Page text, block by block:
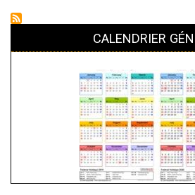
de
la
à
Domloup
-
résultats
CALENDRIER